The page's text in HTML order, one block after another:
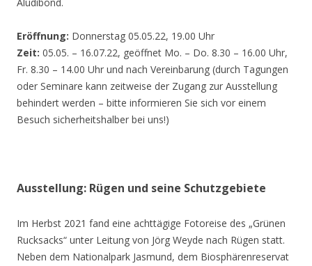
Eröffnung: Donnerstag 05.05.22, 19.00 Uhr
Zeit: 05.05. – 16.07.22, geöffnet Mo. – Do. 8.30 – 16.00 Uhr,
Fr. 8.30 – 14.00 Uhr und nach Vereinbarung (durch Tagungen
oder Seminare kann zeitweise der Zugang zur Ausstellung
behindert werden – bitte informieren Sie sich vor einem
Besuch sicherheitshalber bei uns!)
Ausstellung: Rügen und seine Schutzgebiete
Im Herbst 2021 fand eine achttägige Fotoreise des „Grünen
Rucksacks“ unter Leitung von Jörg Weyde nach Rügen statt.
Neben dem Nationalpark Jasmund, dem Biosphärenreservat